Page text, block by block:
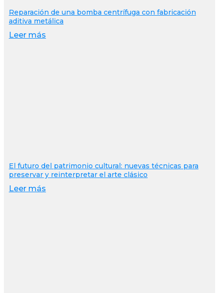
Reparación de una bomba centrífuga con fabricación
aditiva metálica
Leer más
El futuro del patrimonio cultural: nuevas técnicas para
preservar y reinterpretar el arte clásico
Leer más